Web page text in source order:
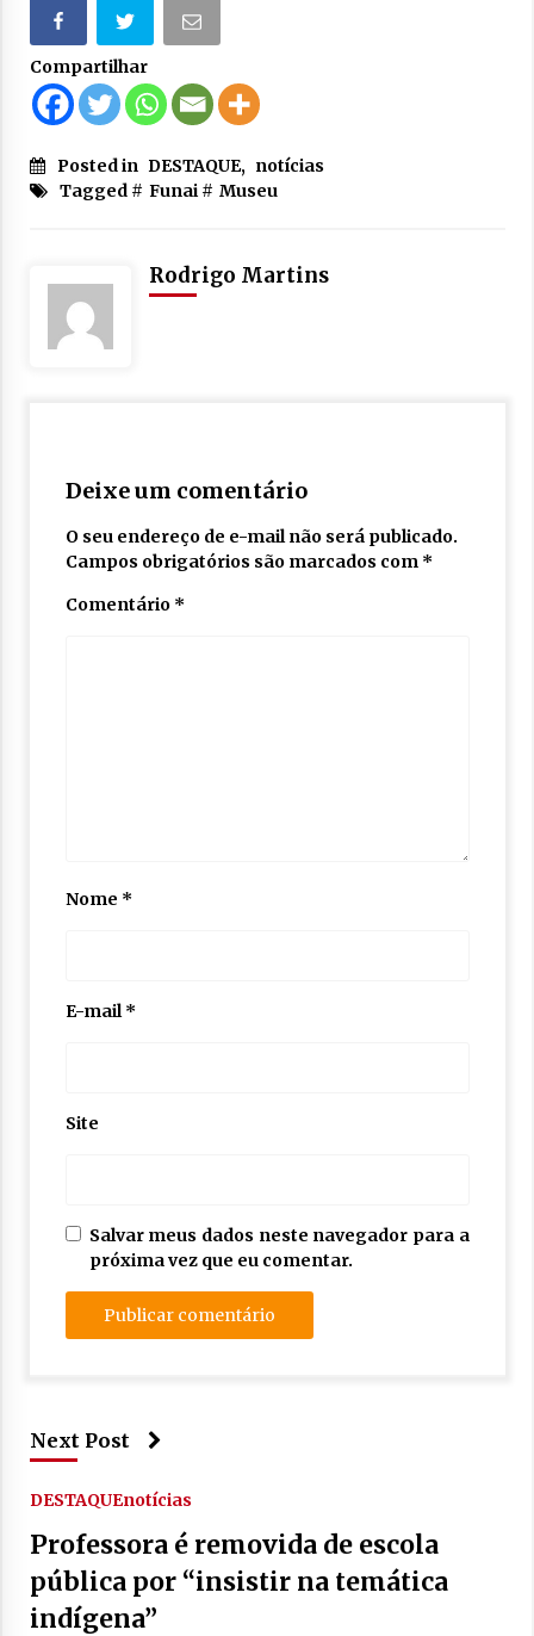
Compartilhar
Posted in DESTAQUE, notícias
Tagged # Funai# Museu
Rodrigo Martins
Deixe um comentário
O seu endereço de e-mail não será publicado.
Campos obrigatórios são marcados com *
Comentário *
Nome *
E-mail*
Site
Salvar meus dados neste navegador para a
próxima vez que eu comentar.
Next Post
DESTAQUEnotícias
Professora é removida de escola
pública por “insistir na temática
indígena”